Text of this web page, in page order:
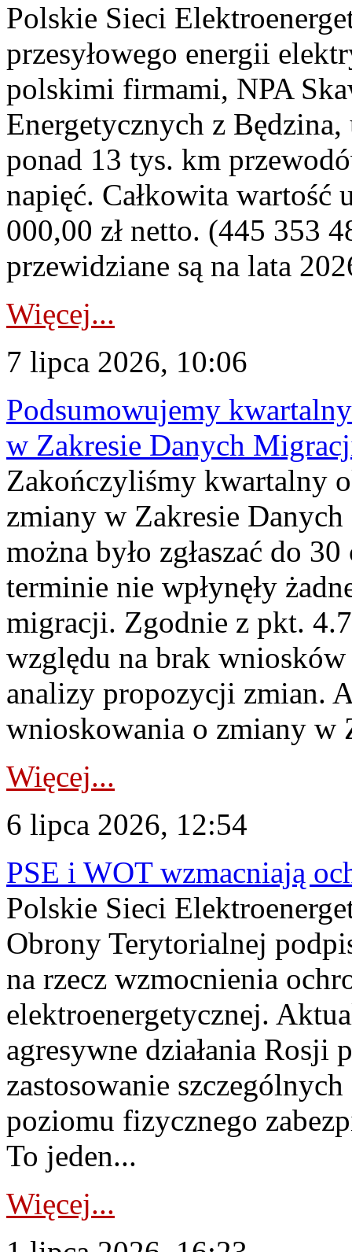
Polskie Sieci
przesyłowego energii
polskimi firmami, NPA
Energetycznych z
ponad 13 tys. km
napięć. Całkowita
000,00 zł netto. (445 353
przewidziane są na lata
Więcej...
7 lipca 2026, 10:06
Podsumowujemy
w Zakresie Danych
Zakończyliśmy kwartalny
zmiany w Zakresie
można było zgłaszać do
terminie nie wpłynęły
migracji. Zgodnie z pkt.
względu na brak
analizy propozycji zmian.
wnioskowania o zmiany w
Więcej...
6 lipca 2026, 12:54
PSE i WOT wzmacniają
Polskie Sieci
Obrony Terytorialnej
na rzecz wzmocnienia
elektroenergetycznej.
agresywne działania Rosji
zastosowanie
poziomu fizycznego
To jeden...
Więcej...